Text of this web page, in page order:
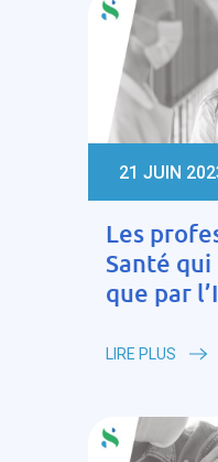
21 JUIN
Les
Santé qui
que par
LIRE PLUS